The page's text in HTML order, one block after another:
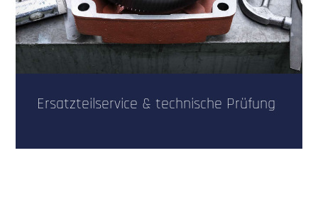
Ersatzteilservice & technische Prüfung